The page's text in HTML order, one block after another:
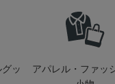
ッ
アパレル・ファッ